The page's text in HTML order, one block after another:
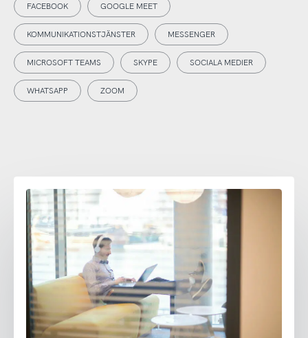
FACEBOOK GOOGLE MEET
KOMMUNIKATIONSTJÄNSTER MESSENGER
MICROSOFT TEAMS SKYPE SOCIALA MEDIER
WHATSAPP ZOOM